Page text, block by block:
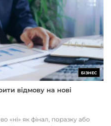
БІЗНЕС
відмову на нові
«ні» як фінал, поразку або